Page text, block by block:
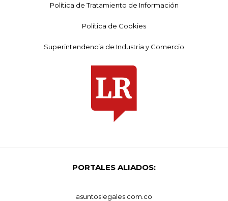
Política de Tratamiento de Información
Política de Cookies
Superintendencia de Industria y Comercio
PORTALES ALIADOS:
asuntoslegales.com.co